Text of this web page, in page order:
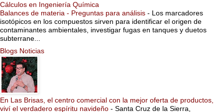
Cálculos en Ingeniería Química
Balances de materia - Preguntas para análisis - Los marcadores
isotópicos en los compuestos sirven para identificar el origen de
contaminantes ambientales, investigar fugas en tanques y duetos
subterrane...
Blogs Noticias
En Las Brisas, el centro comercial con la mejor oferta de productos,
viví el verdadero espíritu navideño - Santa Cruz de la Sierra,